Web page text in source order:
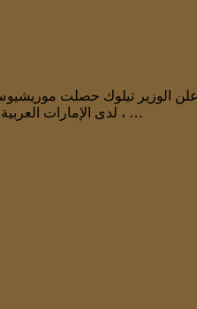
لدى الإمارات العربية المتحدة السيد شوكت علي سودون بالإضافة إلى ١٥٠٠ تأشيرة ممنوحة بالفعل أعلن هذا وزير الفنون والتراث الثقافي ، …